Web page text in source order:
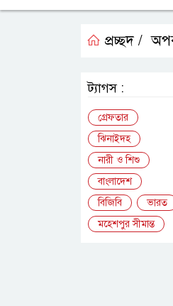
প্রচ্ছদ /
ট্যাগস :
গ্রেফতার
ঝিনাইদহ
নারী ও শিশু
বাংলাদেশ
বিজিবি
ভারত
মহেশপুর সীমান্ত